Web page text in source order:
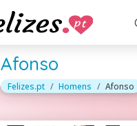
Afonso
Felizes.pt Homens Afonso